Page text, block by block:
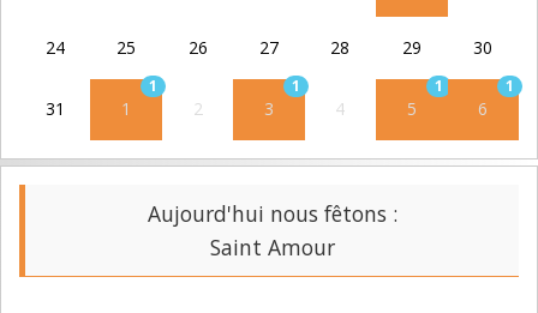
24 25 26 27 28 29 30
31 1
1
2 3
1
4 5
1
6
1
Aujourd'hui nous fêtons :
Saint Amour